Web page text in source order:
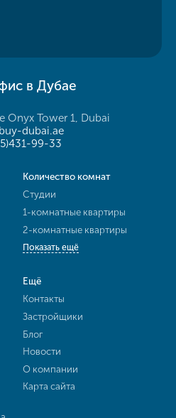
в Дубае
Onyx Tower 1, Dubai
dubai.ae
99-33
Количество комнат
Студии
1-комнатные квартиры
2-комнатные квартиры
Показать ещё
Ещё
Контакты
Застройщики
Блог
Новости
О компании
Карта сайта